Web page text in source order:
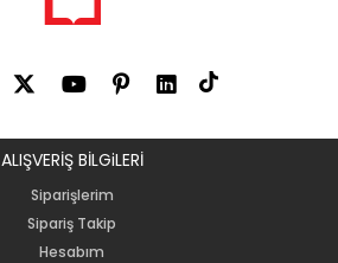
ALIŞVERİŞ BİLGiLERİ
Siparişlerim
Sipariş Takip
Hesabım